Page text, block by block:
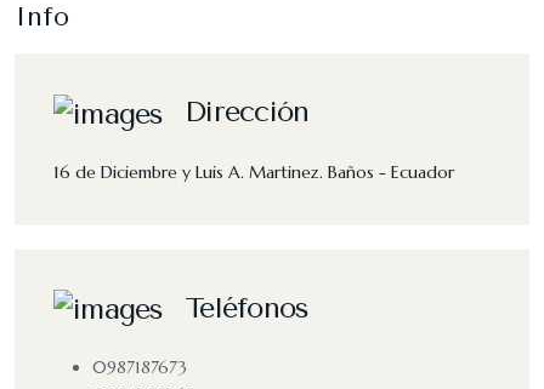
Info
Dirección
16 de Diciembre y Luis A. Martinez. Baños - Ecuador
Teléfonos
0987187673